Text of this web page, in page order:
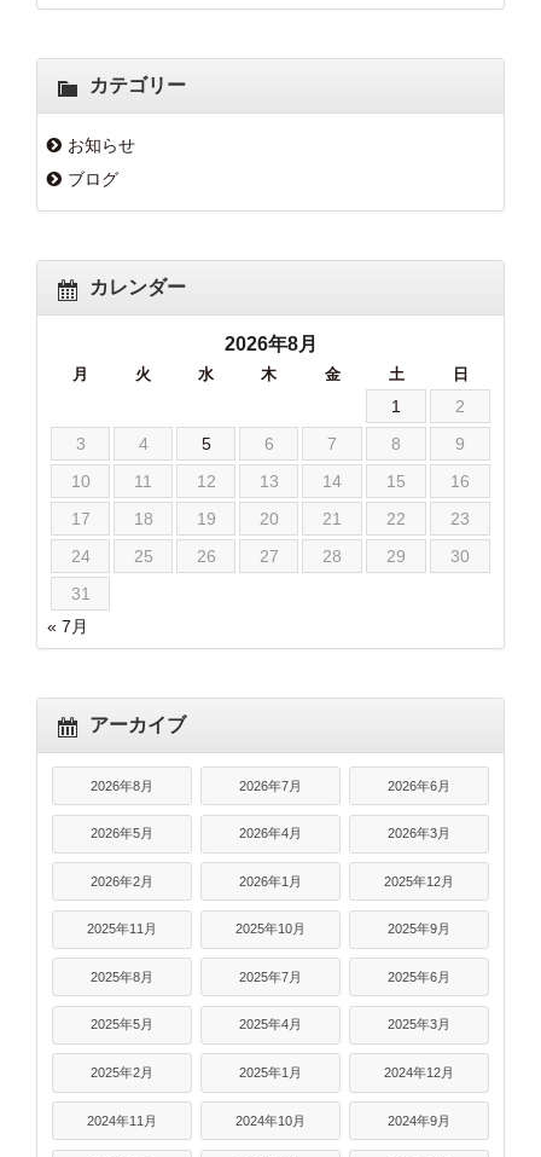
カテゴリー
お知らせ
ブログ
カレンダー
2026年8月
月 火 水 木 金 土 日
1
2
3
4 5 6 7 8
9
10
11 12 13 14 15
16
17
18 19 20 21 22
23
24
25 26 27 28 29
30
31
« 7月
アーカイブ
2026年8月 2026年7月 2026年6月
2026年5月 2026年4月 2026年3月
2026年2月 2026年1月 2025年12月
2025年11月 2025年10月 2025年9月
2025年8月 2025年7月 2025年6月
2025年5月 2025年4月 2025年3月
2025年2月 2025年1月 2024年12月
2024年11月 2024年10月 2024年9月